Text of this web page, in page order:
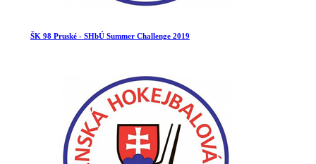
ŠK 98 Pruské - SHbÚ Summer Challenge 2019